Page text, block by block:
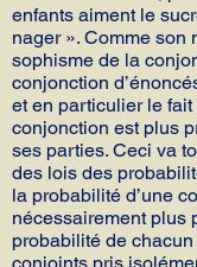
enfants aiment le
nager ». Comme son
sophisme de la
conjonction
et en particulier le fait
conjonction est plus
ses parties. Ceci va
des lois des
la probabilité d’une
nécessairement plus
probabilité de